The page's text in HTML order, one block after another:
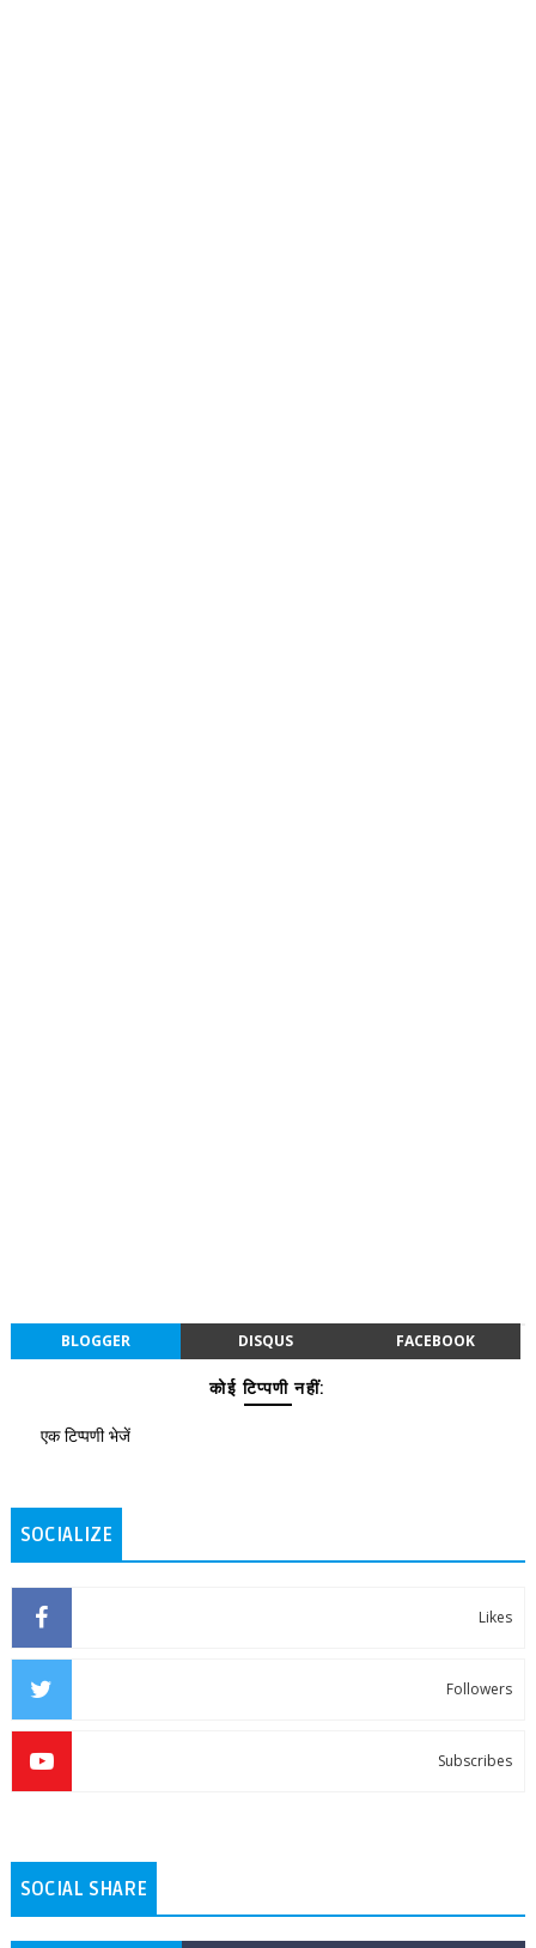
BLOGGER DISQUS FACEBOOK
कोई टिप्पणी नहीं:
एक टिप्पणी भेजें
SOCIALIZE
Likes
Followers
Subscribes
SOCIAL SHARE